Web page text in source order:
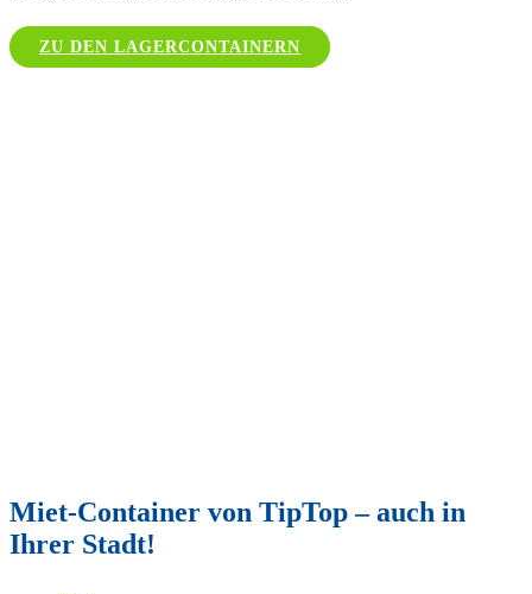
ZU DEN LAGERCONTAINERN
Miet-Container von TipTop – auch in
Ihrer Stadt!